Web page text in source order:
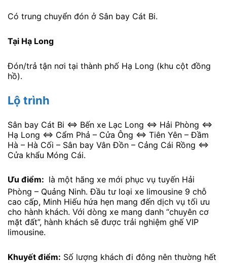
Có trung chuyển đón ở Sân bay Cát Bi.
Tại Hạ Long
Đón/trả tận nơi tại thành phố Hạ Long (khu cột đồng
hồ).
Lộ trình
Sân bay Cát Bi <=> Bến xe Lạc Long <=> Hải Phòng <=>
Hạ Long <=> Cẩm Phả – Cửa Ông <=> Tiên Yên – Đầm
Hà – Hà Cối – Sân bay Vân Đồn – Cảng Cái Rồng <=>
Cửa khẩu Móng Cái.
Ưu điểm: là một hãng xe mới phục vụ tuyến Hải
Phòng – Quảng Ninh. Đầu tư loại xe limousine 9 chỗ
cao cấp, Minh Hiếu hứa hẹn mang đến dịch vụ tối ưu
cho hành khách. Với dòng xe mang danh “chuyên cơ
mặt đất”, hành khách sẽ được trải nghiệm ghế VIP
limousine.
Khuyết điểm: Số lượng khách đi đông nên thường hết